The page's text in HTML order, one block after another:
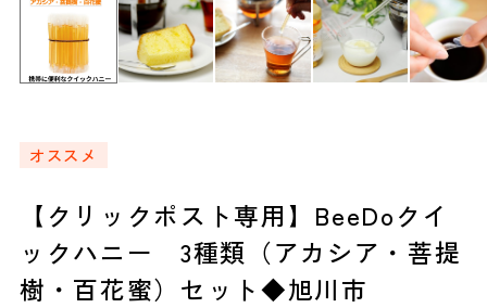
オススメ
【クリックポスト専用】BeeDoクイ
ックハニー 3種類（アカシア・菩提
樹・百花蜜）セット◆旭川市